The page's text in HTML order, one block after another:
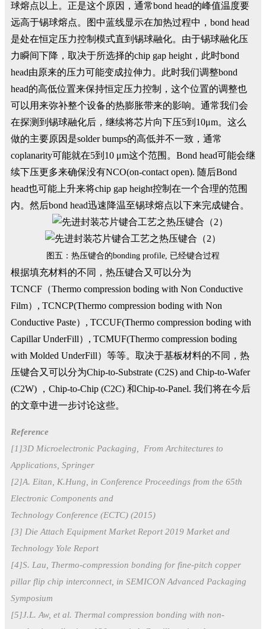
球熔点以上。正是这个原因，通常bond head的峰值温度要
远高于锡球熔点。图中蓝线显示在加热过程中，bond head
是处在恒定压力控制模式直到锡球融化。由于锡球融化压
力瞬间下降，取决于所选择的chip gap height，此时bond
head由原来的压力可能变成拉伸力。此时我们调整bond
head的高低位置来保持恒定压力控制，这个位置的调整也
可以用来弥补整个设备的热膨胀带来的影响。通常我们会
在探测到锡球融化后，继续将芯片向下压5到10μm。这么
做的主要原因是solder bumps的高低并不一致，通常
coplanarity可能就在5到10 μm这个范围。Bond head可能会继
续下压更多来确保没有NCO(on-contact open). 随后Bond
head也可能上升来将chip gap height控制在一个合理的范围
内。然后bond head迅速降温至锡球熔点以下来完成键合。
图五：热压键合的bonding profile, 已经键合过程
根据填充材料的不同，热压键合又可以分为
TCNCF（Thermo compression boding with Non Conductive
Film）, TCNCP(Thermo compression boding with Non
Conductive Paste）, TCCUF(Thermo compression boding with
Capillar UnderFill）, TCMUF(Thermo compression boding
with Molded UnderFill）等等。取决于基板材料的不同，热
压键合又可以分为Chip-to-Substrate (C2S) and Chip-to-Wafer
(C2W) ，Chip-to-Chip (C2C) 和Chip-to-Panel. 我们将在今后
的文章中进一步讨论这些。
Reference
[1]3D Microelectronic Packaging, From Architectures to
Applications, Springer
[2]A. Eitan, K.Hung, in Conference Proceedings from the 65th
Electronic Components and
Technology Conference (ECTC) (2015)
[3] Die Attach Equipment Market Report 2019 Market and
Technology Yole Report
[4]S. Lau, Thermo-compression bonding for fine-pitch copper
pillar flip chip interconnect, in SEMICON Advanced Packaging
Symposium
[5]J.L. Aw, et al. Thermal compression bonding with non-